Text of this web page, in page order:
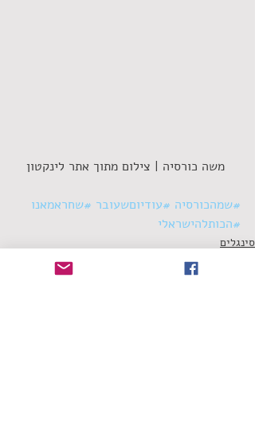
#שמהכורסיה #עודיוםשעובר #שחראמאנו
#הכותלהישראלי
סינגלים